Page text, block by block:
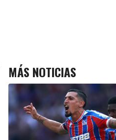
MÁS NOTICIAS